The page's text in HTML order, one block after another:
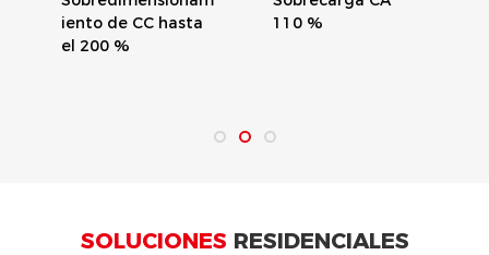
iento de CC hasta
el 200 %
110 %
SOLUCIONES RESIDENCIALES